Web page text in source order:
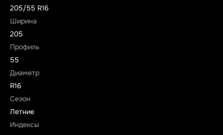
205/55 R16
Ширина
205
Профиль
55
Диаметр
R16
Сезон
Летние
Индексы